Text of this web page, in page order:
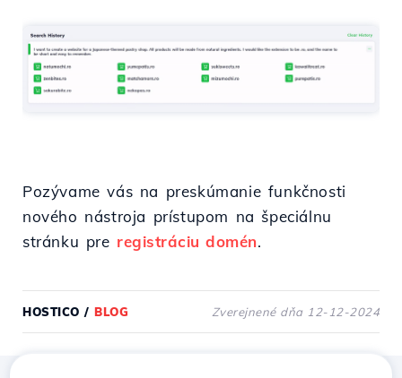
Pozývame vás na preskúmanie funkčnosti
nového nástroja prístupom na špeciálnu
stránku pre registráciu domén.
HOSTICO / BLOG Zverejnené dňa 12-12-2024